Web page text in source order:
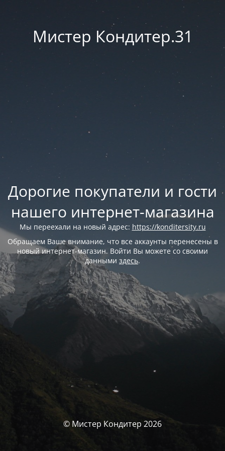
Мистер Кондитер.31
Дорогие покупатели и гости
нашего интернет-магазина
Мы переехали на новый адрес: https://konditersity.ru
Обращаем Ваше внимание, что все аккаунты перенесены в
новый интернет-магазин. Войти Вы можете со своими
данными здесь.
© Мистер Кондитер 2026